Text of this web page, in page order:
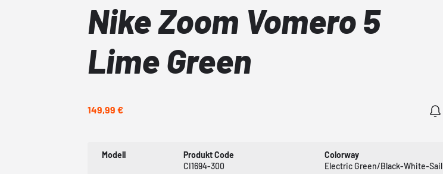
Nike Zoom Vomero 5
Lime Green
149,99 €
Modell
Produkt Code
CI1694-300
Colorway
Electric Green/Black-White-Sail